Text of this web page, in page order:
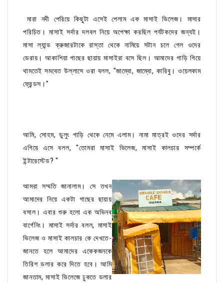
মারা নদী পেরিয়ে কিছুটা এসেই পেলাম এক মাসাই ভিলেজ। মাসার
পরিচিত। মাসাই সর্দার দলবল নিয়ে অপেক্ষা করছিল পর্যটকদের জন্যই।
মাসা ল্যান্ড ক্রুজারটাকে রাস্তা থেকে নামিয়ে সটান চলে গেল ওদের
ডেরায়। আকাশিয়া গাছের ছায়ায় মাসাইরা বসে ছিল। আমাদের গাড়ি গিয়ে
থামতেই সমবেত উল্লাসে ওরা বলল, "জাম্বো, জাম্বো, কারিবু। ওয়েলকাম
ফ্রেন্ডস।"
আমি, সোহম, ডুলুং গাড়ি থেকে নেমে এলাম। নামা মাত্রই ওদের সর্দার
এগিয়ে এসে বলল, "তোমরা মাসাই ভিলেজ, মাসাই কালচার সম্পর্কে
ইন্টারেস্টেড? "
আমরা সম্মতি জানালাম। সে তখন
আমাদের নিয়ে একটা গাছের ছায়ায়
বসাল। এবার শুরু হলো এক অভিনব
বার্গেনিং। মাসাই সর্দার বলল, মাসাই
ভিলেজ ও মাসাই কালচার কে দেখতে-
জানতে হলে আমাদের একেকজনকে
তিরিশ ডলার করে দিতে হবে। আমি
জানতাম, মাসাই ভিলেজে ঢুকতে ডলার